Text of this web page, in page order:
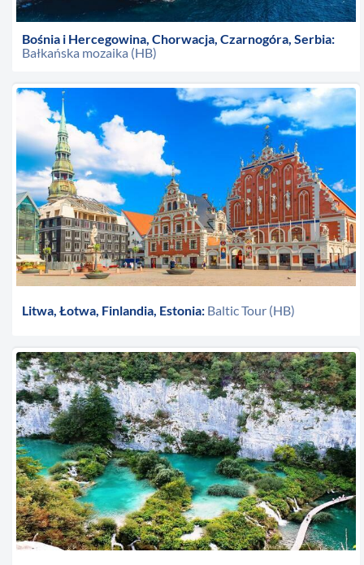
Bośnia i Hercegowina, Chorwacja, Czarnogóra, Serbia:
Bałkańska mozaika (HB)
Litwa, Łotwa, Finlandia, Estonia: Baltic Tour (HB)